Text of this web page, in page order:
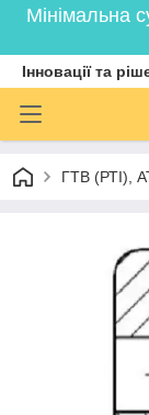
Мінімальна
Інновації та
ГТВ (РТI),